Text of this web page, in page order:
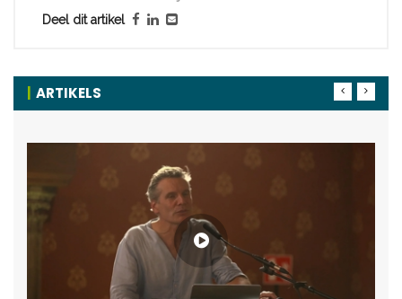
Deel dit artikel
ARTIKELS